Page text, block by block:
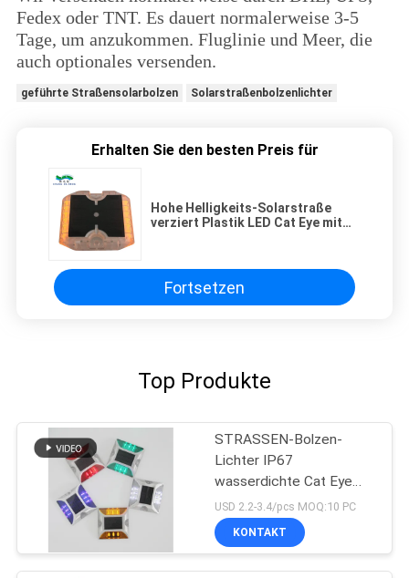
Fedex oder TNT. Es dauert normalerweise 3-5
Tage, um anzukommen. Fluglinie und Meer, die
auch optionales versenden.
geführte Straßensolarbolzen Solarstraßenbolzenlichter
Erhalten Sie den besten Preis für
Hohe Helligkeits-Solarstraße
verziert Plastik LED Cat Eye mit
Fortsetzen
Top Produkte
STRASSEN-Bolzen-
Lichter IP67
wasserdichte Cat Eye
Road Stud Outdoor Solar
USD 2.2-3.4/pcs MOQ:10 PC
KONTAKT